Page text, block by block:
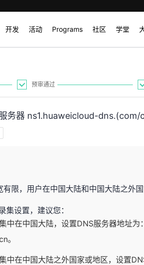
开发 活动 Programs 社区 学堂
预审通过
服务器 ns1.huaweicloud-
限，用户在中国大陆和中国大陆之外
集设置，建议您：
中在中国大陆，设置DNS服务器地址为
。
中在中国大陆之外国家或地区，设置